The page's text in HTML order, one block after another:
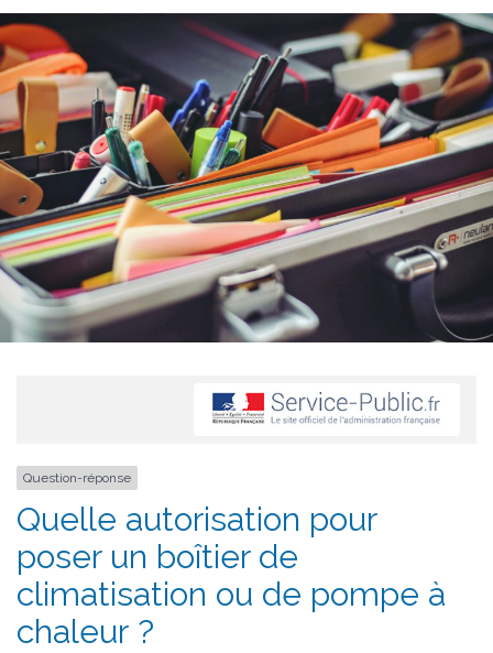
Question-réponse
Quelle autorisation pour
poser un boîtier de
climatisation ou de pompe à
chaleur ?